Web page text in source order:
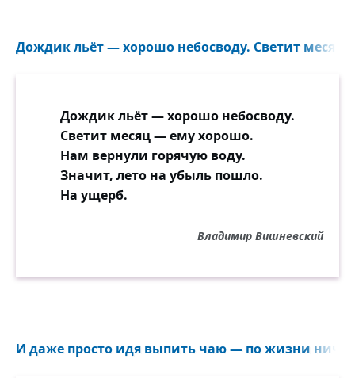
Дождик льёт — хорошо небосводу. Светит месяц
Дождик льёт — хорошо небосводу.
Светит месяц — ему хорошо.
Нам вернули горячую воду.
Значит, лето на убыль пошло.
На ущерб.
Владимир Вишневский
И даже просто идя выпить чаю — по жизни